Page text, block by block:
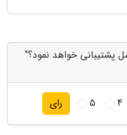
پشتیبانی خواهد نمود؟"
4
5 رای